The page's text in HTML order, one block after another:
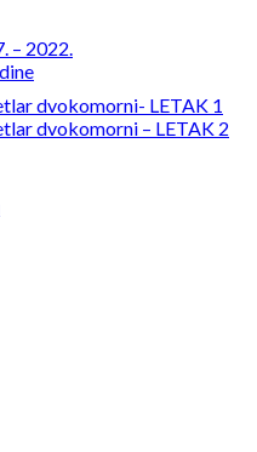
dvokomorni- LETAK 1
dvokomorni – LETAK 2
– 2022.